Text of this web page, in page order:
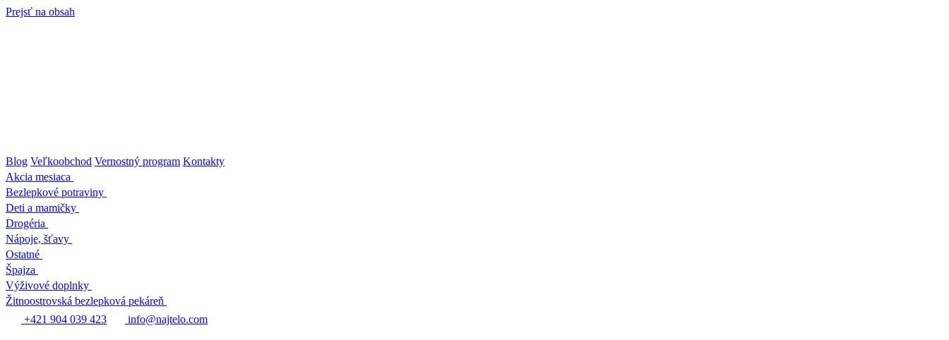
Prejsť na obsah
Blog Veľkoobchod Vernostný program Kontakty
Akcia mesiaca
Bezlepkové potraviny
Deti a mamičky
Drogéria
Nápoje, šťavy
Ostatné
Špajza
Výživové doplnky
Žitnoostrovská bezlepková pekáreň
+421 904 039 423
info@najtelo.com